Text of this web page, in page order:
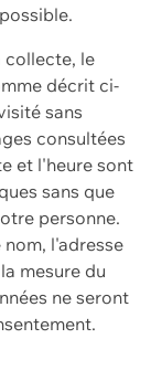
collecte, le
décrit ci-
sans
consultées
et l'heure sont
sans que
personne.
l'adresse
mesure du
ne seront